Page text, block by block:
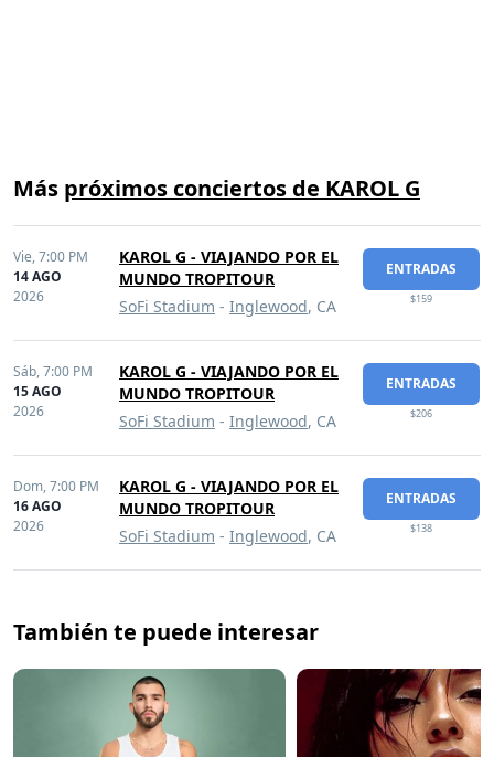
Más próximos conciertos de KAROL G
Vie,7:00 PM
14 AGO
2026
KAROL G - VIAJANDO POR EL
MUNDO TROPITOUR
SoFi Stadium - Inglewood, CA
ENTRADAS
$159
Sáb,7:00 PM
15 AGO
2026
KAROL G - VIAJANDO POR EL
MUNDO TROPITOUR
SoFi Stadium - Inglewood, CA
ENTRADAS
$206
Dom,7:00 PM
16 AGO
2026
KAROL G - VIAJANDO POR EL
MUNDO TROPITOUR
SoFi Stadium - Inglewood, CA
ENTRADAS
$138
También te puede interesar